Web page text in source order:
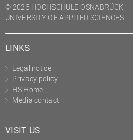
Studium und Lehre
Transfer- und
Innovationsmanagement
© 2026 HOCHSCHULE OSNABRÜCK
UNIVERSITY OF APPLIED SCIENCES
LINKS
Legal notice
Privacy policy
HS Home
Media contact
VISIT US